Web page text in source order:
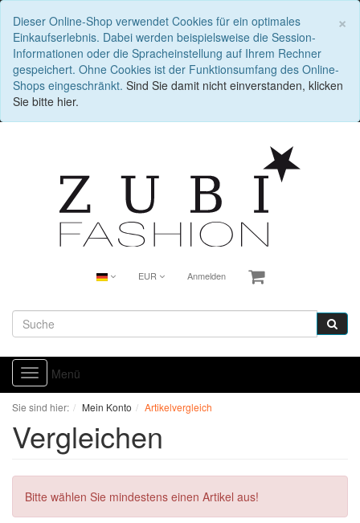
×
Dieser Online-Shop verwendet Cookies für ein optimales
Einkaufserlebnis. Dabei werden beispielsweise die Session-
Informationen oder die Spracheinstellung auf Ihrem Rechner
gespeichert. Ohne Cookies ist der Funktionsumfang des Online-
Shops eingeschränkt. Sind Sie damit nicht einverstanden, klicken
Sie bitte hier.
EUR Anmelden
Toggle
navigation
Menü
Sie sind hier: Mein Konto Artikelvergleich
Vergleichen
Bitte wählen Sie mindestens einen Artikel aus!